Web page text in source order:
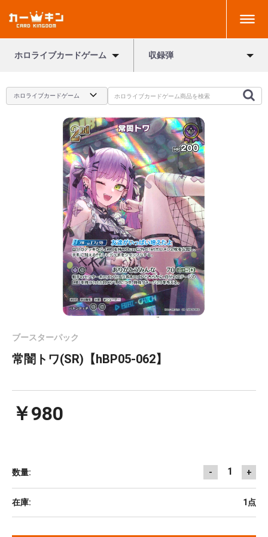
ホロライブカードゲーム 収録弾
ブースターパック
常闇トワ(SR)【hBP05-062】
￥980
数量: - 1 +
在庫: 1点